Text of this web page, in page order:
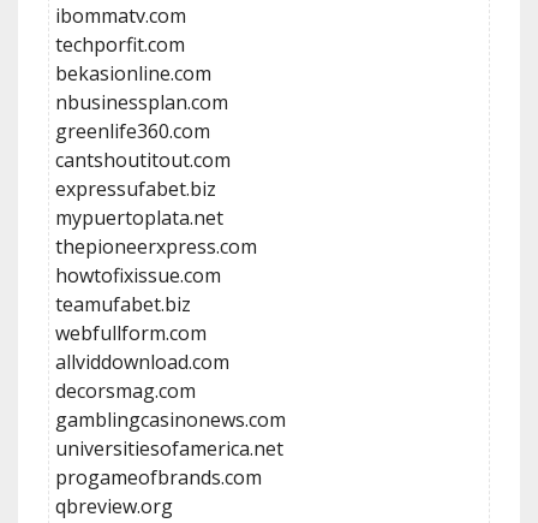
ibommatv.com
techporfit.com
bekasionline.com
nbusinessplan.com
greenlife360.com
cantshoutitout.com
expressufabet.biz
mypuertoplata.net
thepioneerxpress.com
howtofixissue.com
teamufabet.biz
webfullform.com
allviddownload.com
decorsmag.com
gamblingcasinonews.com
universitiesofamerica.net
progameofbrands.com
qbreview.org